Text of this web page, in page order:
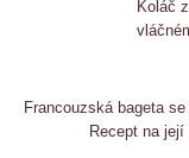
Koláč
Francouzská bageta
Recept na